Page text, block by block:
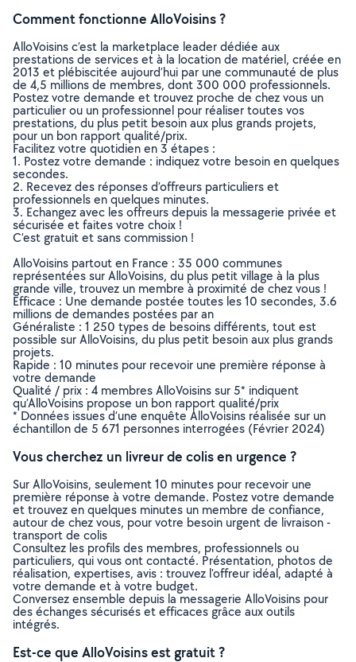
Comment fonctionne AlloVoisins ?
AlloVoisins c’est la marketplace leader dédiée aux
prestations de services et à la location de matériel, créée en
2013 et plébiscitée aujourd’hui par une communauté de plus
de 4,5 millions de membres, dont 300 000 professionnels.
Postez votre demande et trouvez proche de chez vous un
particulier ou un professionnel pour réaliser toutes vos
prestations, du plus petit besoin aux plus grands projets,
pour un bon rapport qualité/prix.
Facilitez votre quotidien en 3 étapes :
1. Postez votre demande : indiquez votre besoin en quelques
secondes.
2. Recevez des réponses d’offreurs particuliers et
professionnels en quelques minutes.
3. Echangez avec les offreurs depuis la messagerie privée et
sécurisée et faites votre choix !
C’est gratuit et sans commission !
AlloVoisins partout en France : 35 000 communes
représentées sur AlloVoisins, du plus petit village à la plus
grande ville, trouvez un membre à proximité de chez vous !
Efficace : Une demande postée toutes les 10 secondes, 3.6
millions de demandes postées par an
Généraliste : 1 250 types de besoins différents, tout est
possible sur AlloVoisins, du plus petit besoin aux plus grands
projets.
Rapide : 10 minutes pour recevoir une première réponse à
votre demande
Qualité / prix : 4 membres AlloVoisins sur 5* indiquent
qu’AlloVoisins propose un bon rapport qualité/prix
* Données issues d’une enquête AlloVoisins réalisée sur un
échantillon de 5 671 personnes interrogées (Février 2024)
Vous cherchez un livreur de colis en urgence ?
Sur AlloVoisins, seulement 10 minutes pour recevoir une
première réponse à votre demande. Postez votre demande
et trouvez en quelques minutes un membre de confiance,
autour de chez vous, pour votre besoin urgent de livraison -
transport de colis
Consultez les profils des membres, professionnels ou
particuliers, qui vous ont contacté. Présentation, photos de
réalisation, expertises, avis : trouvez l'offreur idéal, adapté à
votre demande et à votre budget.
Conversez ensemble depuis la messagerie AlloVoisins pour
des échanges sécurisés et efficaces grâce aux outils
intégrés.
Est-ce que AlloVoisins est gratuit ?